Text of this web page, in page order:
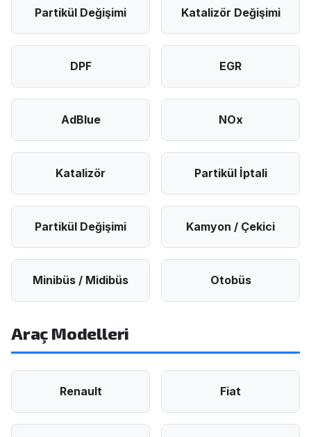
Partikül Değişimi Katalizör Değişimi
DPF EGR
AdBlue NOx
Katalizör Partikül İptali
Partikül Değişimi Kamyon / Çekici
Minibüs / Midibüs Otobüs
Araç Modelleri
Renault Fiat